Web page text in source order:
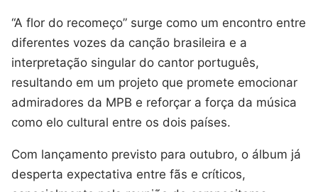
“A flor do recomeço” surge como um encontro entre
diferentes vozes da canção brasileira e a
interpretação singular do cantor português,
resultando em um projeto que promete emocionar
admiradores da MPB e reforçar a força da música
como elo cultural entre os dois países.
Com lançamento previsto para outubro, o álbum já
desperta expectativa entre fãs e críticos,